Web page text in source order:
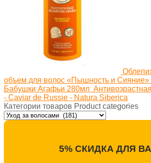
объем для волос «Пышность и Сияние»
Бабушки Агафьи 280мл
- Caviar de Russie - Natura Siberica
Категории товаров Product categories
5% СКИДКА ДЛЯ